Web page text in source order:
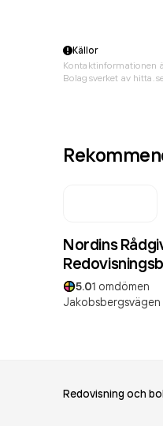
Källor
Kontaktinformationen
Bolagsverket av
Nordins
5.01 omdömen
Jakobsbergsvägen
Redovisning och